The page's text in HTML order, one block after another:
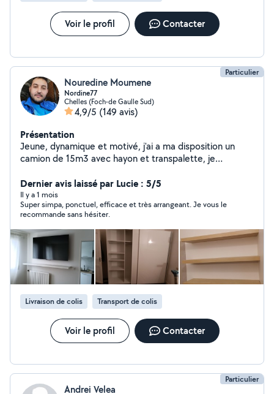
Voir le profil Contacter
Particulier
Nouredine Moumene
Nordine77
Chelles (Foch-de Gaulle Sud)
4,9/5 (149 avis)
Présentation
Jeune, dynamique et motivé, j'ai a ma disposition un
camion de 15m3 avec hayon et transpalette, je
meubles. 76 9181985 tel
Dernier avis laissé par Lucie : 5/5
Il y a 1 mois
Super simpa, ponctuel, efficace et très arrangeant. Je vous le
recommande sans hésiter.
Livraison de colis Transport de colis
Voir le profil Contacter
Particulier
Andrei Velea